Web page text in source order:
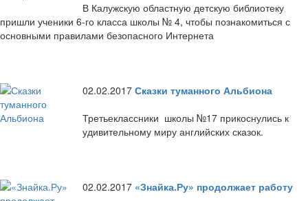
В Калужскую областную детскую библиотеку
пришли ученики 6-го класса школы № 4, чтобы познакомиться с
основными правилами безопасного Интернета
02.02.2017 Сказки туманного Альбиона
Третьеклассники школы №17 прикоснулись к
удивительному миру английских сказок.
02.02.2017 «Знайка.Ру» продолжает работу